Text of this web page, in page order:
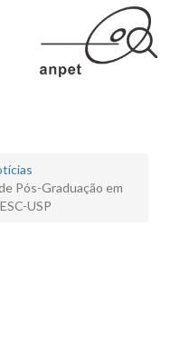
Pós-Graduação em
USP